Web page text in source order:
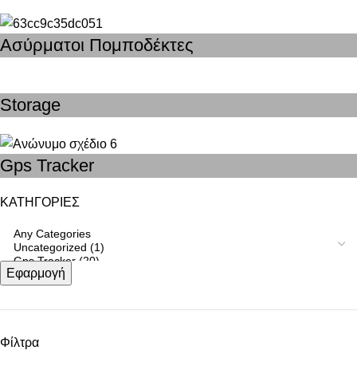
Ασύρματοι Πομποδέκτες
Storage
Gps Tracker
ΚΑΤΗΓΟΡΙΕΣ
Εφαρμογή
Φίλτρα